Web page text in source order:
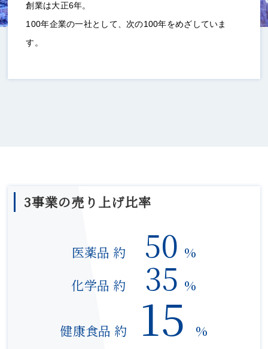
創業は大正6年。
100年企業の一社として、次の100年をめざしていま
す。
3事業の売り上げ比率
医薬品 約 50 %
化学品 約
35 %
健康食品 約 15 %